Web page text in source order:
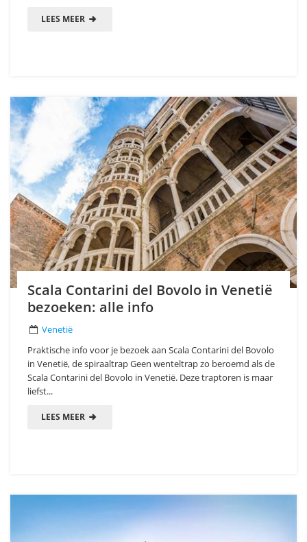
LEES MEER
Scala Contarini del Bovolo in Venetië
bezoeken: alle info
Venetië
Praktische info voor je bezoek aan Scala Contarini del Bovolo
in Venetië, de spiraaltrap Geen wenteltrap zo beroemd als de
Scala Contarini del Bovolo in Venetië. Deze traptoren is maar
liefst...
LEES MEER